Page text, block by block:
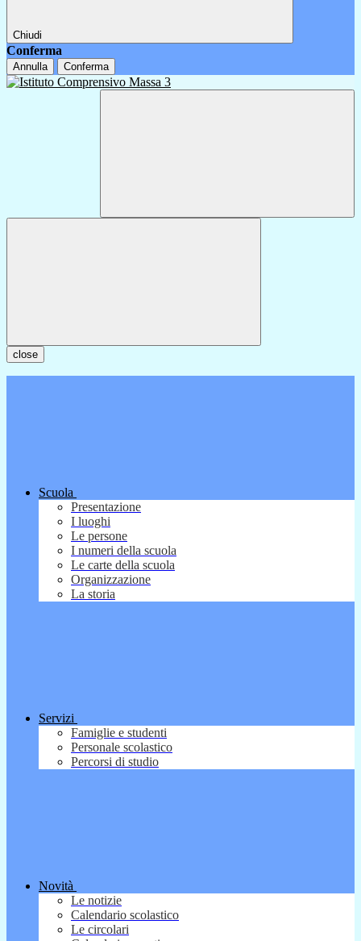
Chiudi
Conferma
Annulla Conferma
close
Scuola
Presentazione
I luoghi
Le persone
I numeri della scuola
Le carte della scuola
Organizzazione
La storia
Servizi
Famiglie e studenti
Personale scolastico
Percorsi di studio
Novità
Le notizie
Calendario scolastico
Le circolari